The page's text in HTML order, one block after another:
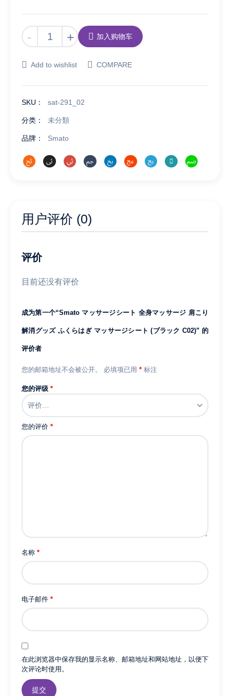
-
Smato
サ
シ
ー
全
マ
ジ
り
解
消
ズ
ふ
ら
マ
ッ
ー
ジ
C02)
数
量
+ 加入购物车
Add to wishlist COMPARE
SKU： sat-291_02
分类： 未分類
品牌： Smato
用户评价 (0)
评价
目前还没有评价
成为第一个“Smato マッサージシート 全身マッサージ 肩こり
解消グッズ ふくらはぎ マッサージシート (ブラック C02)” 的
评价者
您的邮箱地址不会被公开。 必填项已用 * 标注
您的评级 *
您的评价 *
名称 *
电子邮件 *
在此浏览器中保存我的显示名称、邮箱地址和网站地址，以便下
次评论时使用。